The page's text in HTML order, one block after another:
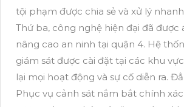
tội phạm được chia sẻ và xử lý
Thứ ba, công nghệ hiện đại đã được
nâng cao an ninh tại quận 4. Hệ
giám sát được cài đặt tại các khu
lại mọi hoạt động và sự cố diễn ra.
Phục vụ cảnh sát nắm bắt chính